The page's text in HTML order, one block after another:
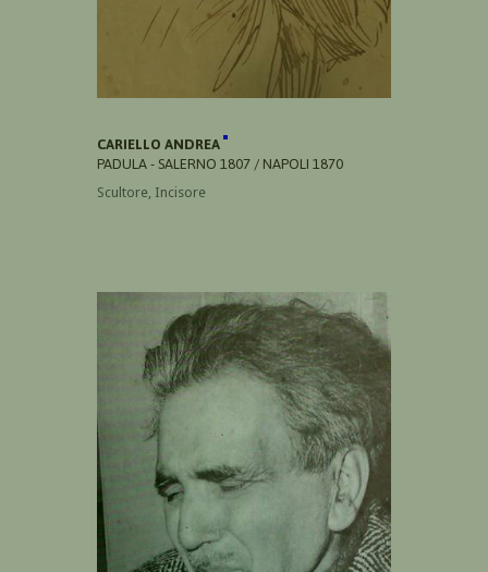
CARIELLO ANDREA
PADULA - SALERNO 1807 / NAPOLI 1870
Scultore, Incisore